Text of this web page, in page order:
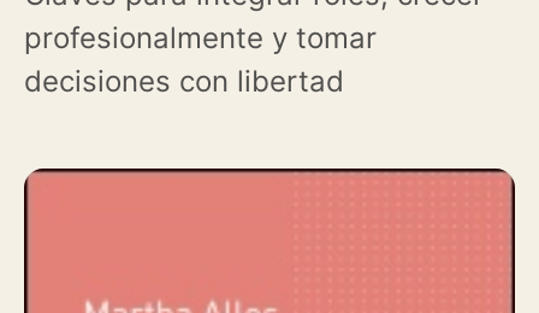
profesionalmente y tomar
decisiones con libertad